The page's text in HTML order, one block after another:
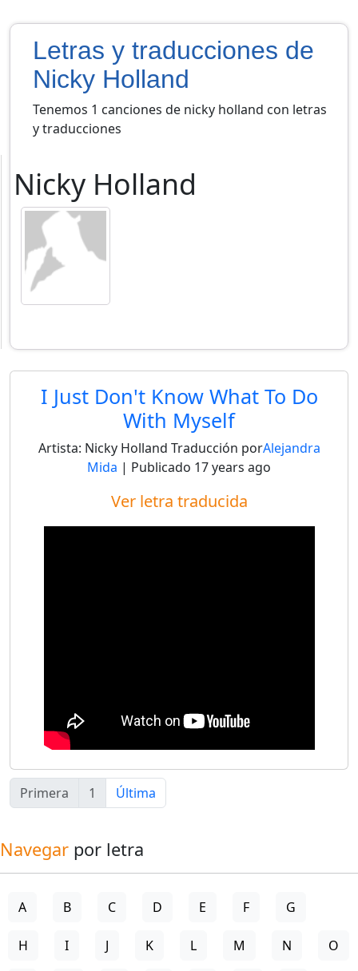
Letras y traducciones de
Nicky Holland
Tenemos 1 canciones de nicky holland con letras
y traducciones
Nicky Holland
I Just Don't Know What To Do
With Myself
Artista: Nicky Holland Traducción porAlejandra
Mida | Publicado 17 years ago
Ver letra traducida
Primera 1 Última
Navegar por letra
A B C D E F G
H I J K L M N O